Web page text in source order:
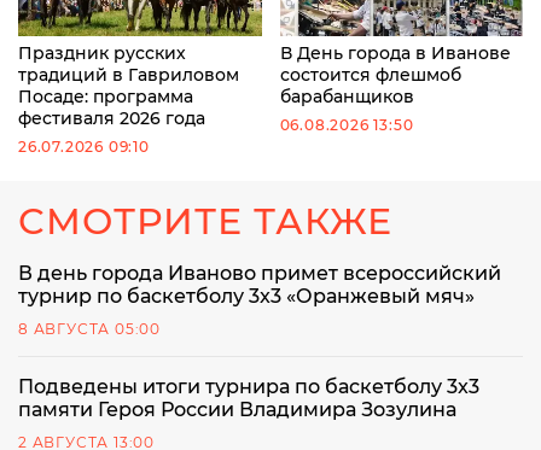
Праздник русских
традиций в Гавриловом
Посаде: программа
фестиваля 2026 года
26.07.2026 09:10
В День города в Иванове
состоится флешмоб
барабанщиков
06.08.2026 13:50
СМОТРИТЕ ТАКЖЕ
В день города Иваново примет всероссийский
турнир по баскетболу 3x3 «Оранжевый мяч»
8 АВГУСТА 05:00
Подведены итоги турнира по баскетболу 3x3
памяти Героя России Владимира Зозулина
2 АВГУСТА 13:00